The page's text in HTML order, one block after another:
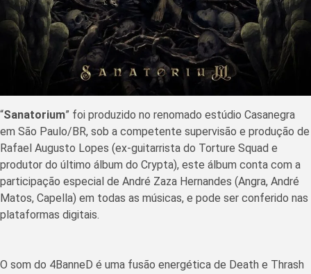
“Sanatorium” foi produzido no renomado estúdio Casanegra
em São Paulo/BR, sob a competente supervisão e produção de
Rafael Augusto Lopes (ex-guitarrista do Torture Squad e
produtor do último álbum do Crypta), este álbum conta com a
participação especial de André Zaza Hernandes (Angra, André
Matos, Capella) em todas as músicas, e pode ser conferido nas
plataformas digitais.
O som do 4BanneD é uma fusão energética de Death e Thrash